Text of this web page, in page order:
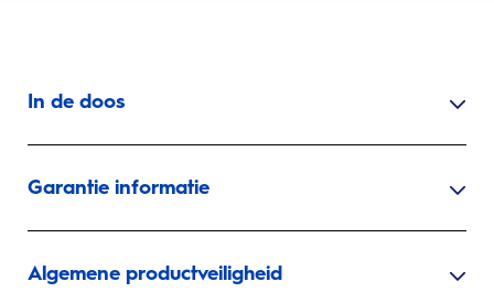
In de doos
Garantie informatie
Algemene productveiligheid